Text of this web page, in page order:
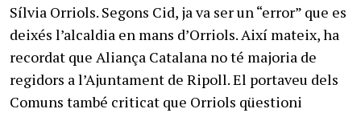
Sílvia Orriols. Segons Cid, ja va ser un “error” que es
deixés l’alcaldia en mans d’Orriols. Així mateix, ha
recordat que Aliança Catalana no té majoria de
regidors a l’Ajuntament de Ripoll. El portaveu dels
Comuns també criticat que Orriols qüestioni